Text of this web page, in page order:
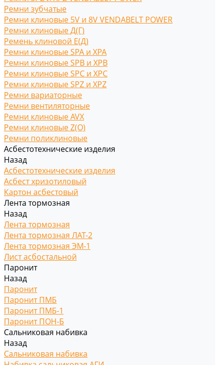
Ремни зубчатые
Ремни клиновые 5V и 8V VENDABELT POWER
Ремни клиновые Д(Г)
Ремень клиновой Е(Д)
Ремни клиновые SPA и XPA
Ремни клиновые SPB и XPB
Ремни клиновые SPC и XPC
Ремни клиновые SPZ и XPZ
Ремни вариаторные
Ремни вентиляторные
Ремни клиновые AVX
Ремни клиновые Z(O)
Ремни поликлиновые
Асбестотехнические изделия
Назад
Асбестотехнические изделия
Асбест хризотиловый
Картон асбестовый
Лента тормозная
Назад
Лента тормозная
Лента тормозная ЛАТ-2
Лента тормозная ЭМ-1
Лист асбостальной
Паронит
Назад
Паронит
Паронит ПМБ
Паронит ПМБ-1
Паронит ПОН-Б
Сальниковая набивка
Назад
Сальниковая набивка